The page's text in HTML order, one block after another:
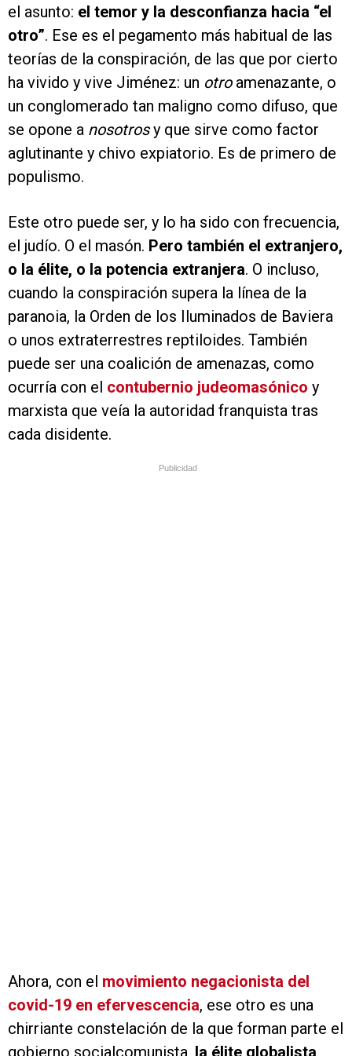
el asunto: el temor y la desconfianza hacia “el
otro”. Ese es el pegamento más habitual de las
teorías de la conspiración, de las que por cierto
ha vivido y vive Jiménez: un otroamenazante, o
un conglomerado tan maligno como difuso, que
se opone a nosotrosy que sirve como factor
aglutinante y chivo expiatorio. Es de primero de
populismo.
Este otro puede ser, y lo ha sido con frecuencia,
el judío. O el masón. Pero también el extranjero,
o la élite, o la potencia extranjera. O incluso,
cuando la conspiración supera la línea de la
paranoia, la Orden de los Iluminados de Baviera
o unos extraterrestres reptiloides. También
puede ser una coalición de amenazas, como
ocurría con el contubernio judeomasónico y
marxista que veía la autoridad franquista tras
cada disidente.
Publicidad
Ahora, con el movimiento negacionista del
covid-19 en efervescencia, ese otro es una
chirriante constelación de la que forman parte el
gobierno socialcomunista, la élite globalista,